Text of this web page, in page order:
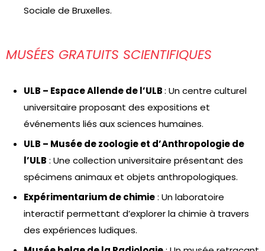
Sociale de Bruxelles.
MUSÉES GRATUITS SCIENTIFIQUES
ULB – Espace Allende de l’ULB: Un centre culturel
universitaire proposant des expositions et
événements liés aux sciences humaines.
ULB – Musée de zoologie et d’Anthropologie de
l’ULB : Une collection universitaire présentant des
spécimens animaux et objets anthropologiques.
Expérimentarium de chimie: Un laboratoire
interactif permettant d’explorer la chimie à travers
des expériences ludiques.